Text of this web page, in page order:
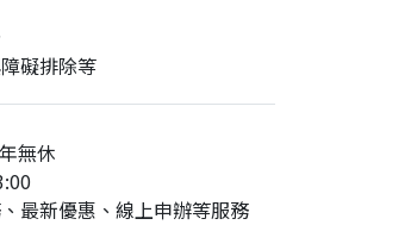
礙排除等
無休
最新優惠、線上申辦等服務